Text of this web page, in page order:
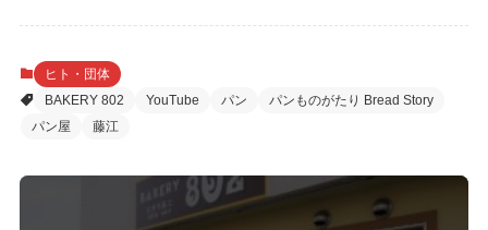
ヒト・団体
BAKERY 802
YouTube パン
パンものがたり Bread Story
パン屋
藤江